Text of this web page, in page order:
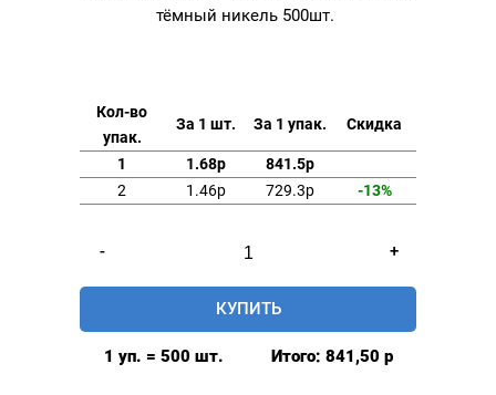
тёмный никель 500шт.
Кол-во
упак.
За 1 шт. За 1 упак. Скидка
1 1.68р
841.5р
2
1.46р 729.3р -13%
-
товара
Люверсы
6мм
+
КУПИТЬ
1 уп. = 500 шт. Итого: 841,50 р